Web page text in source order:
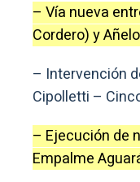
– Vía nueva
Cordero) y
– Intervención
Cipolletti –
– Ejecución de
Empalme